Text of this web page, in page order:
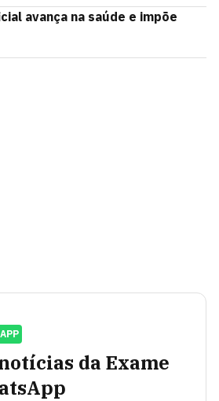
avança na saúde e impõe
da Exame